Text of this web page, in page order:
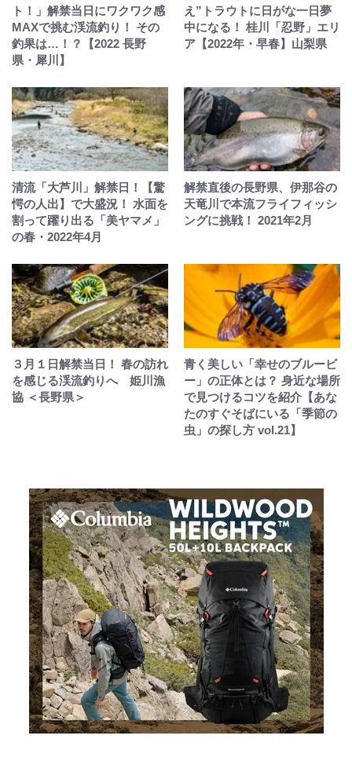
ト！」解禁当日にワクワク感
MAXで挑む渓流釣り！ その
釣果は…！？【2022 長野
県・犀川】
え”トラウトに日がな一日夢
中になる！ 桂川「忍野」エリ
ア【2022年・早春】山梨県
清流「大芦川」解禁日！【驚
愕の人出】で大盛況！ 水面を
割って躍り出る「美ヤマメ」
の春・2022年4月
解禁直後の長野県、伊那谷の
天竜川で本流フライフィッシ
ングに挑戦！ 2021年2月
３月１日解禁当日！ 春の訪れ
を感じる渓流釣りへ 姫川漁
協 ＜長野県＞
青く美しい「幸せのブルービ
ー」の正体とは？ 身近な場所
で見つけるコツを紹介【あな
たのすぐそばにいる「季節の
虫」の探し方 vol.21】